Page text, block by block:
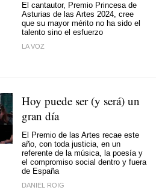
El cantautor, Premio Princesa de
Asturias de las Artes 2024, cree
que su mayor mérito no ha sido el
talento sino el esfuerzo
LA VOZ
Hoy puede ser (y será) un
gran día
El Premio de las Artes recae este
año, con toda justicia, en un
referente de la música, la poesía y
el compromiso social dentro y fuera
de España
DANIEL ROIG